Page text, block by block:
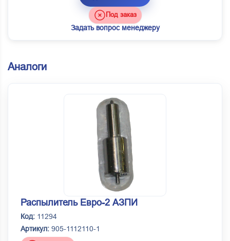
Под заказ
Задать вопрос менеджеру
Аналоги
Распылитель Евро-2 АЗПИ
Код: 11294
Артикул: 905-1112110-1